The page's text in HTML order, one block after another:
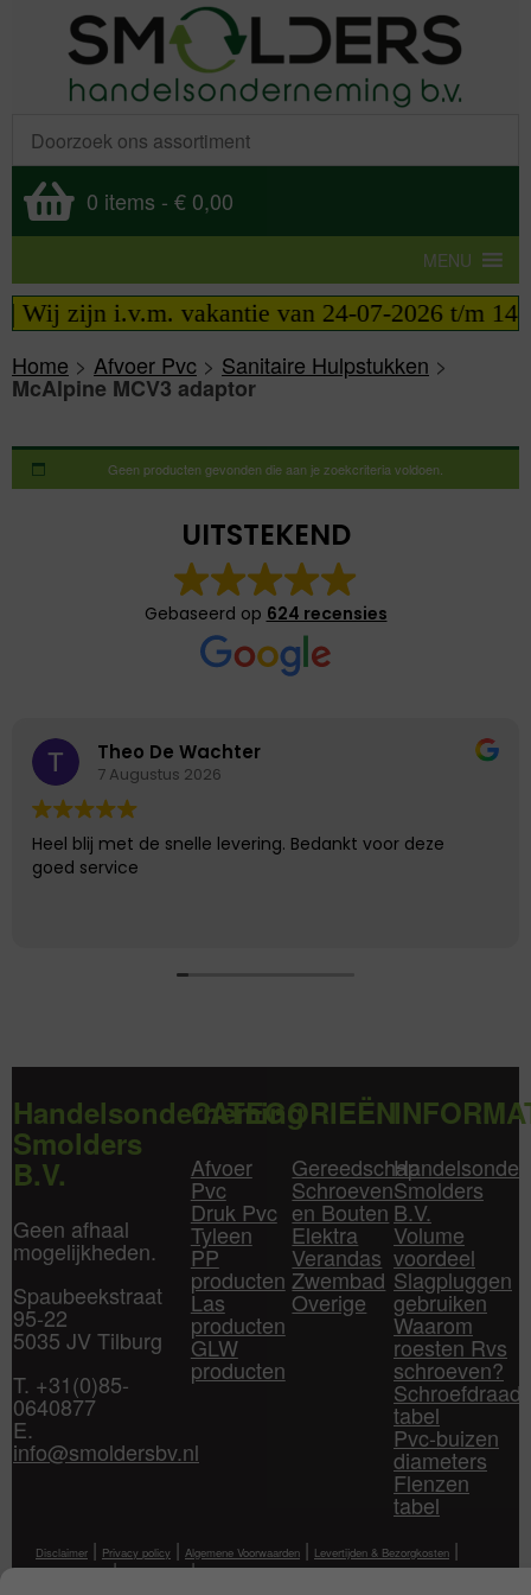
0 items - € 0,00
MENU
zijn i.v.m. vakantie van 24-07-2026 t/m 14-
Home > Afvoer Pvc > Sanitaire Hulpstukken >
McAlpine MCV3 adaptor
Geen producten gevonden die aan je zoekcriteria voldoen.
UITSTEKEND
Gebaseerd op 624 recensies
Theo De Wachter
7 Augustus 2026
Heel blij met de snelle levering. Bedankt voor deze
goed service
Handelsonderneming
Smolders
B.V.
Geen afhaal
mogelijkheden.
Spaubeekstraat
95-22
5035 JV Tilburg
T. +31(0)85-
0640877
E.
info@smoldersbv.nl
CATEGORIEËN
Afvoer
Pvc
Druk Pvc
Tyleen
PP
producten
Las
producten
GLW
producten
Gereedschap
Schroeven
en Bouten
Elektra
Verandas
Zwembad
Overige
Smolders
B.V.
Volume
voordeel
Slagpluggen
gebruiken
Waarom
roesten Rvs
schroeven?
Schroefdraad
tabel
Pvc-buizen
diameters
Flenzen
tabel
Disclaimer | Privacy policy | Algemene Voorwaarden | Levertijden & Bezorgkosten |
Klantenservice|Mijn Account|Contact